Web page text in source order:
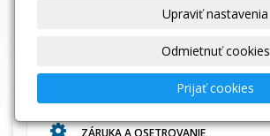
DODACIE PODMIENKY
ZÁRUKA A OSETROVANIE
Upraviť nastavenia
Odmietnuť cookies
Prijať cookies